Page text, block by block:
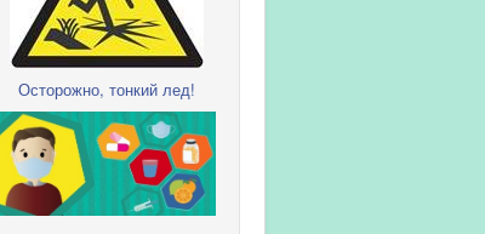
Осторожно, тонкий лед!